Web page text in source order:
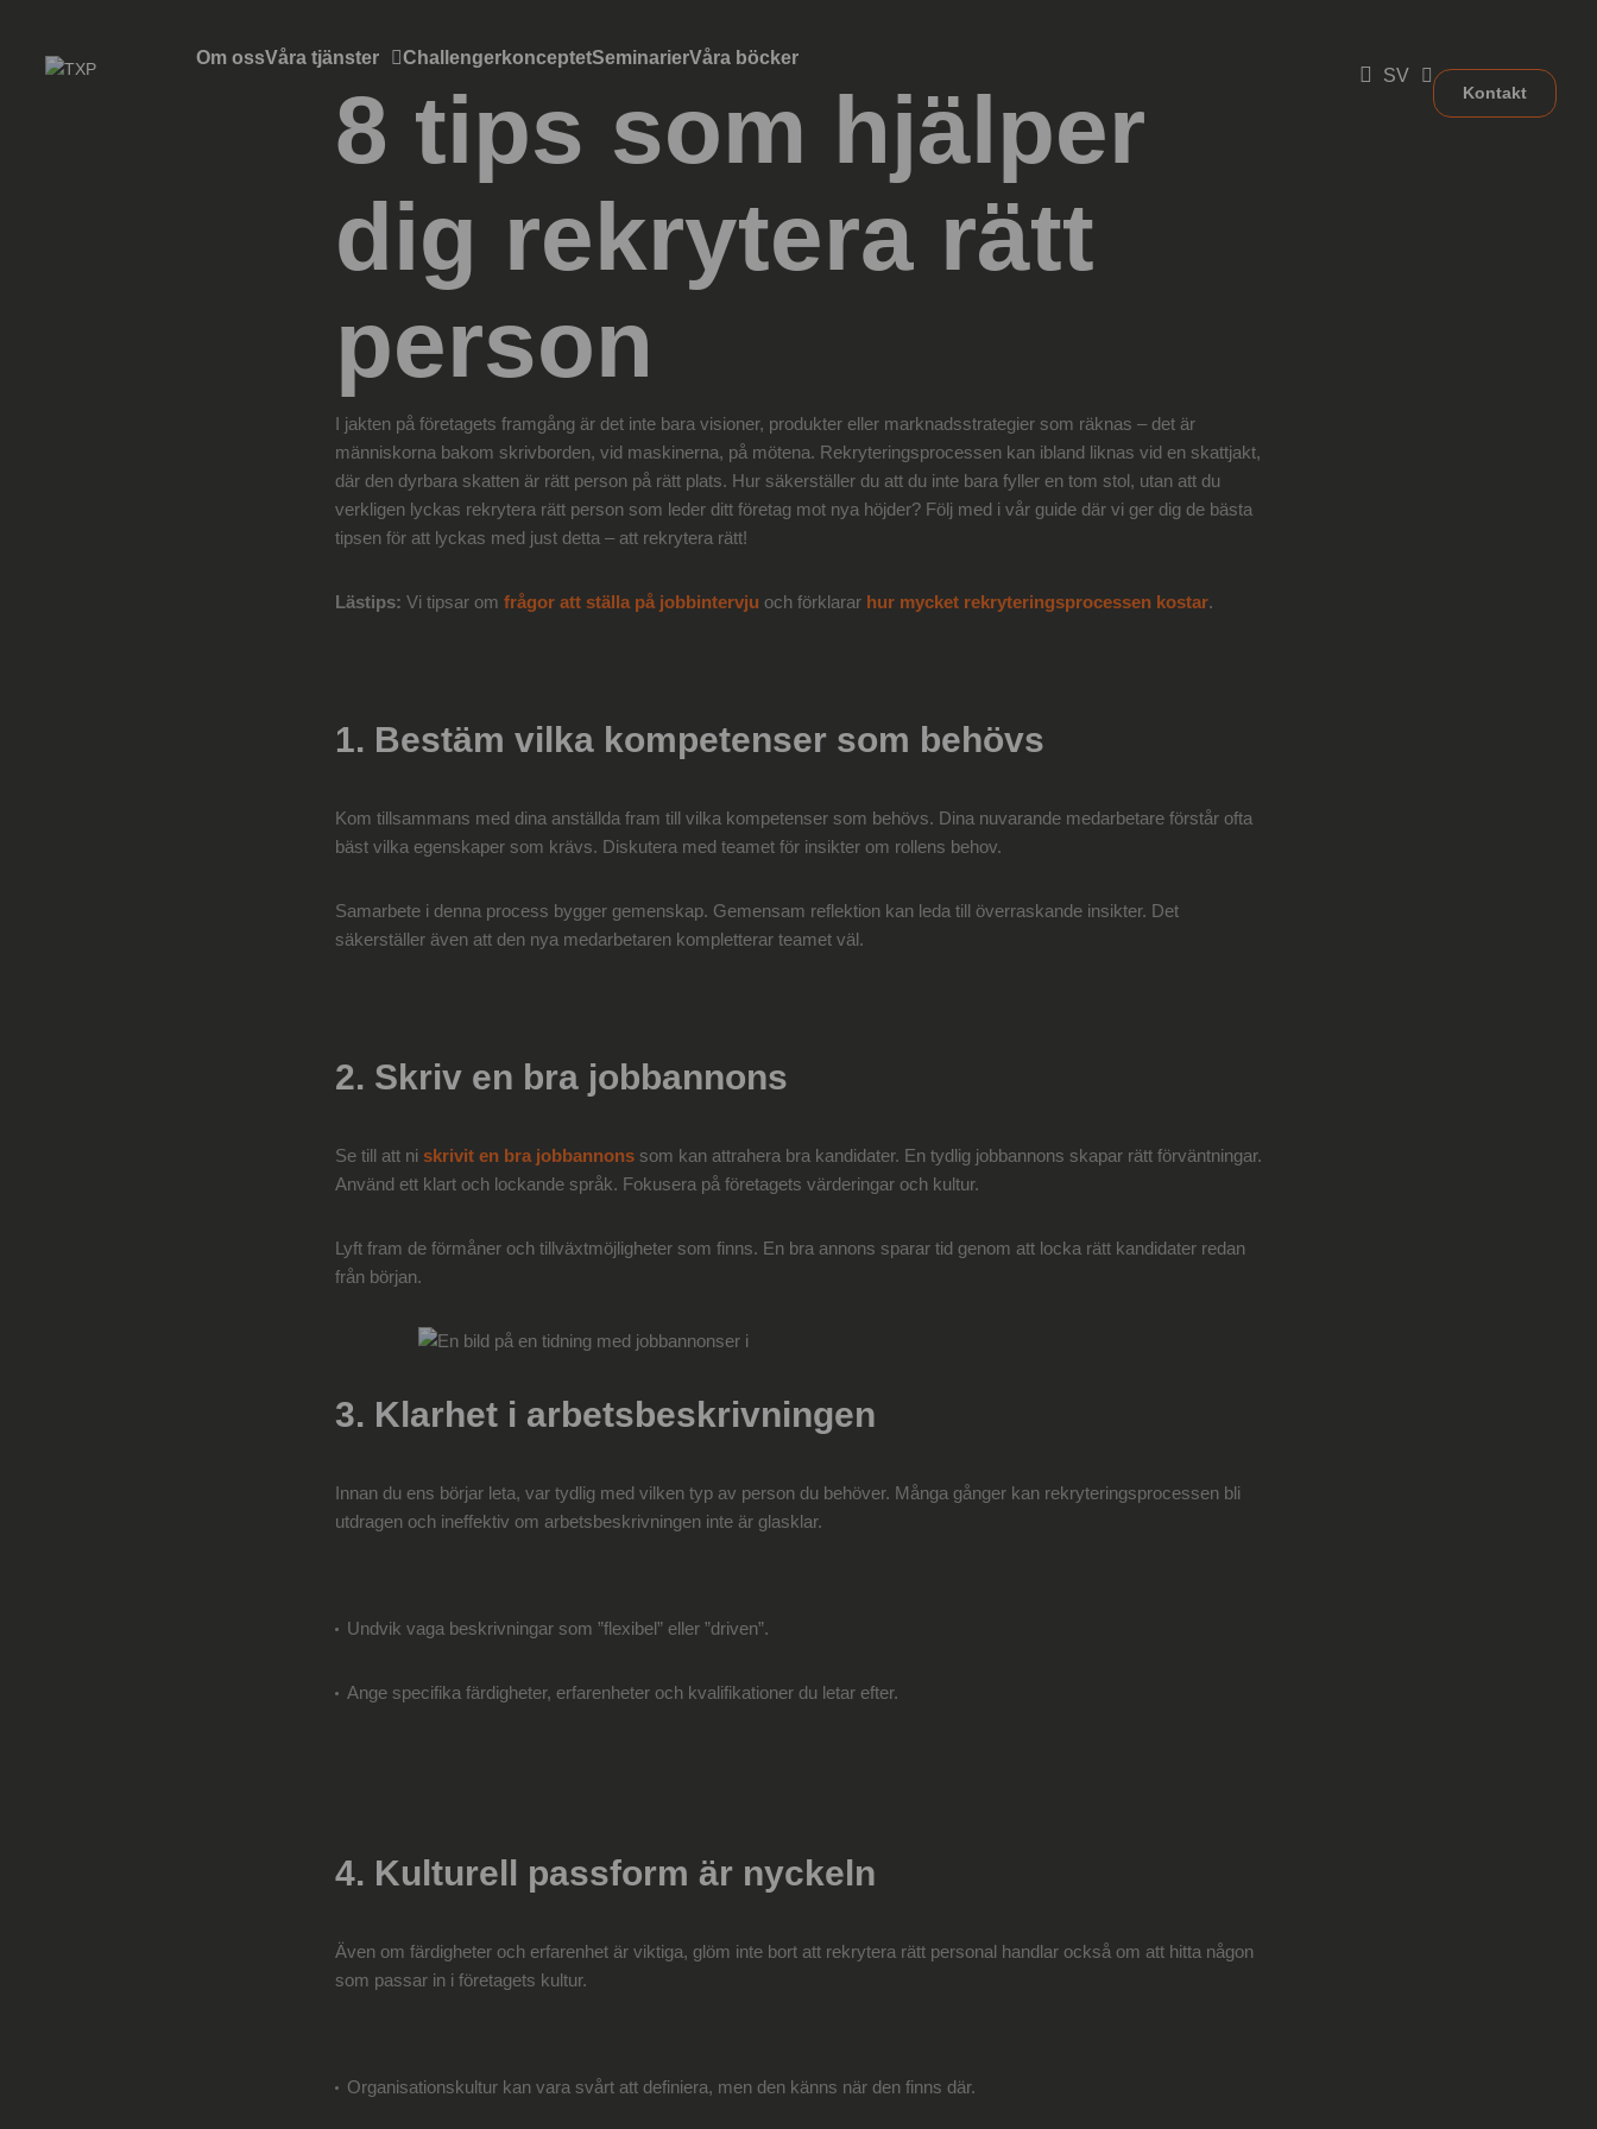
Om ossVåra tjänster ChallengerkonceptetSeminarierVåra böcker
SV
Kontakt
8 tips som hjälper
dig rekrytera rätt
person
I jakten på företagets framgång är det inte bara visioner, produkter eller marknadsstrategier som räknas – det är
människorna bakom skrivborden, vid maskinerna, på mötena. Rekryteringsprocessen kan ibland liknas vid en skattjakt,
där den dyrbara skatten är rätt person på rätt plats. Hur säkerställer du att du inte bara fyller en tom stol, utan att du
verkligen lyckas rekrytera rätt person som leder ditt företag mot nya höjder? Följ med i vår guide där vi ger dig de bästa
tipsen för att lyckas med just detta – att rekrytera rätt!
Lästips: Vi tipsar om frågor att ställa på jobbintervju och förklarar hur mycket rekryteringsprocessen kostar.
1. Bestäm vilka kompetenser som behövs
Kom tillsammans med dina anställda fram till vilka kompetenser som behövs. Dina nuvarande medarbetare förstår ofta
bäst vilka egenskaper som krävs. Diskutera med teamet för insikter om rollens behov.
Samarbete i denna process bygger gemenskap. Gemensam reflektion kan leda till överraskande insikter. Det
säkerställer även att den nya medarbetaren kompletterar teamet väl.
2. Skriv en bra jobbannons
Se till att ni skrivit en bra jobbannons som kan attrahera bra kandidater. En tydlig jobbannons skapar rätt förväntningar.
Använd ett klart och lockande språk. Fokusera på företagets värderingar och kultur.
Lyft fram de förmåner och tillväxtmöjligheter som finns. En bra annons sparar tid genom att locka rätt kandidater redan
från början.
3. Klarhet i arbetsbeskrivningen
Innan du ens börjar leta, var tydlig med vilken typ av person du behöver. Många gånger kan rekryteringsprocessen bli
utdragen och ineffektiv om arbetsbeskrivningen inte är glasklar.
Undvik vaga beskrivningar som ”flexibel” eller ”driven”.
Ange specifika färdigheter, erfarenheter och kvalifikationer du letar efter.
4. Kulturell passform är nyckeln
Även om färdigheter och erfarenhet är viktiga, glöm inte bort att rekrytera rätt personal handlar också om att hitta någon
som passar in i företagets kultur.
Organisationskultur kan vara svårt att definiera, men den känns när den finns där.